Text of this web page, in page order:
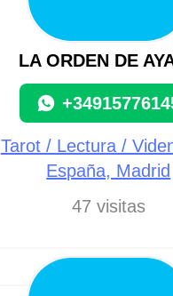
LA ORDEN DE
Tarot / Lectura /
España, Madrid
47 visitas